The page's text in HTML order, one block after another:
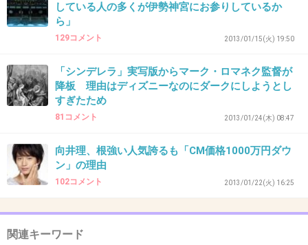
32. 匿名 2013/02/03(日) 17:52:26
女子アナの世界は恐いよね…図太くなかったら
+17 -1
アヤパンだけは、賢い感じもして、
空気読めるし嫌いじゃなかった。
アヤパンなき後の目覚ましは、
それは酷かった。
している人の多くが伊勢神宮にお参りしているか
ら」
129コメント 2013/01/15(火) 19:50
「シンデレラ」実写版からマーク・ロマネク監督が
降板 理由はディズニーなのにダークにしようとし
すぎたため
81コメント 2013/01/24(木) 08:47
向井理、根強い人気誇るも「CM価格1000万円ダウ
ン」の理由
102コメント 2013/01/22(火) 16:25
関連キーワード